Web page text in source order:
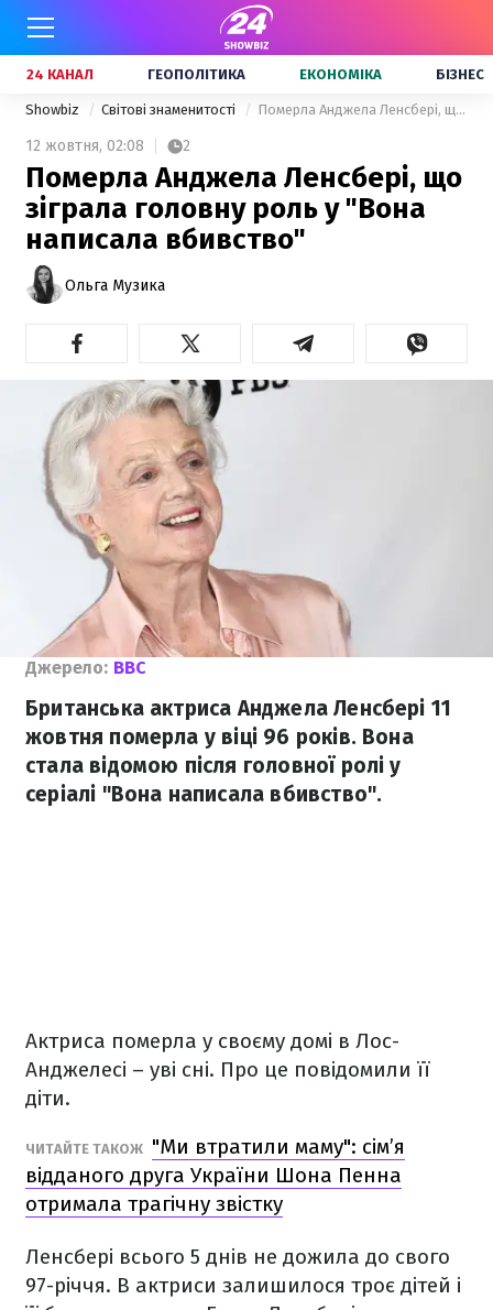
24 КАНАЛ ГЕОПОЛІТИКА ЕКОНОМІКА БІЗНЕС
Showbiz Світові знаменитості Померла Анджела Ленсбері, що зіграла головну роль у "Вона написала вбивство"
12 жовтня, 02:08 2
Померла Анджела Ленсбері, що
зіграла головну роль у "Вона
написала вбивство"
Ольга Музика
Джерело: BBC
Британська актриса Анджела Ленсбері 11
жовтня померла у віці 96 років. Вона
стала відомою після головної ролі у
серіалі "Вона написала вбивство".
Актриса померла у своєму домі в Лос-
Анджелесі – уві сні. Про це повідомили її
діти.
ЧИТАЙТЕ ТАКОЖ "Ми втратили маму": сім’я
відданого друга України Шона Пенна
отримала трагічну звістку
Ленсбері всього 5 днів не дожила до свого
97-річчя. В актриси залишилося троє дітей і